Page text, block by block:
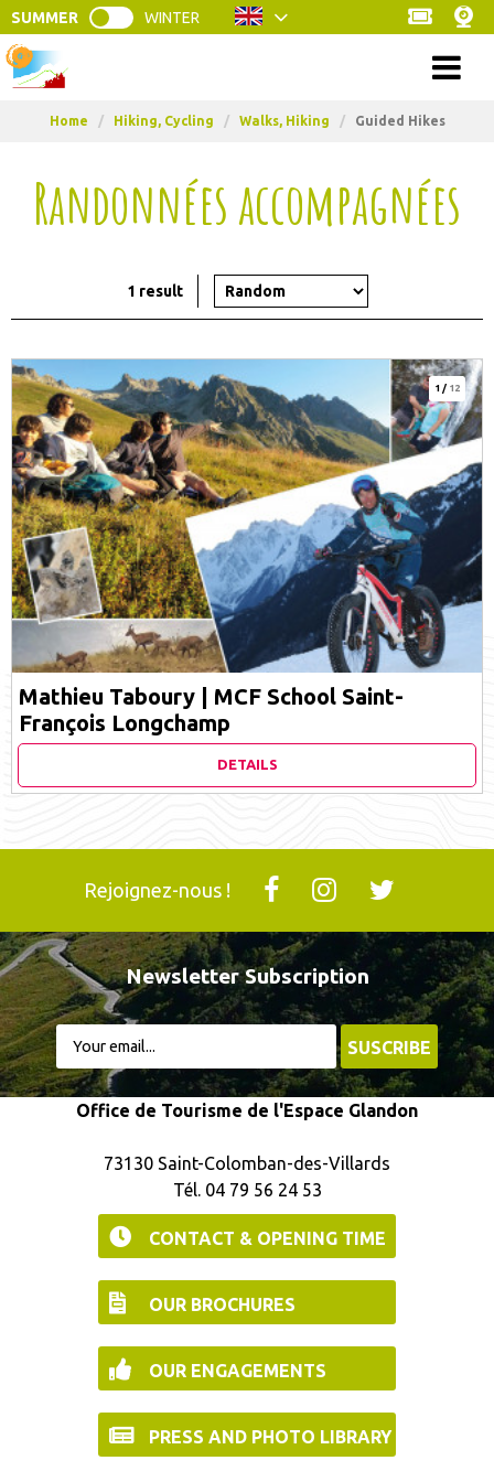
SUMMER WINTER
Home / Hiking, Cycling / Walks, Hiking / Guided Hikes
Randonnées accompagnées
1 result
1 / 12
Mathieu Taboury | MCF School Saint-
François Longchamp
DETAILS
Rejoignez-nous !
Newsletter Subscription
Office de Tourisme de l'Espace Glandon
73130 Saint-Colomban-des-Villards
Tél. 04 79 56 24 53
CONTACT & OPENING TIME
OUR BROCHURES
OUR ENGAGEMENTS
PRESS AND PHOTO LIBRARY